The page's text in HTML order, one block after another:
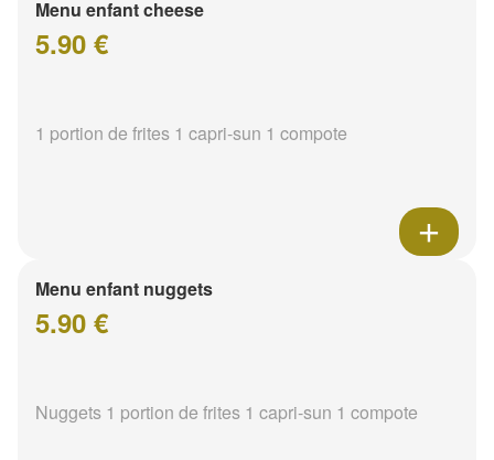
Menu enfant cheese
5.90 €
1 portion de frites 1 capri-sun 1 compote
Menu enfant nuggets
5.90 €
Nuggets 1 portion de frites 1 capri-sun 1 compote